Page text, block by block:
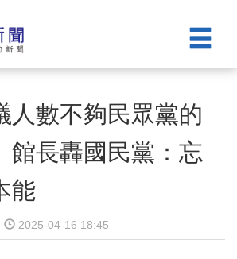
人數不夠民眾黨的
長轟國民黨：忘
能
2025-04-16 18:45